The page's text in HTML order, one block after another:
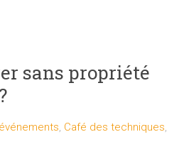
sans propriété
, Café des techniques,